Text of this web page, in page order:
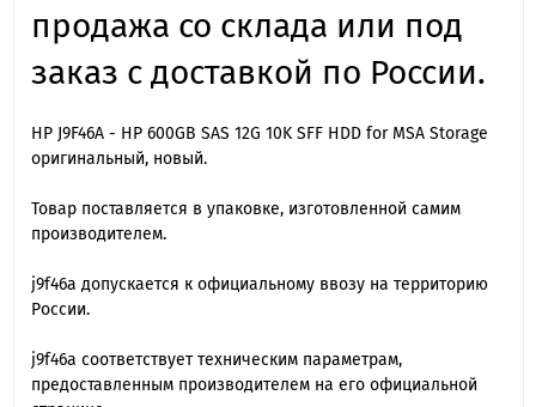
продажа со склада или под
заказ с доставкой по России.
HP J9F46A - HP 600GB SAS 12G 10K SFF HDD for MSA Storage
оригинальный, новый.
Товар поставляется в упаковке, изготовленной самим
производителем.
j9f46a допускается к официальному ввозу на территорию
России.
j9f46a cоответствует техническим параметрам,
предоставленным производителем на его официальной